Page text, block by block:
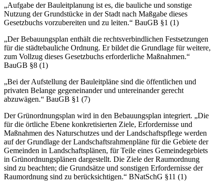
„Aufgabe der Bauleitplanung ist es, die bauliche und sonstige
Nutzung der Grundstücke in der Stadt nach Maßgabe dieses
Gesetzbuchs vorzubereiten und zu leiten.“ BauGB §1 (1)
„Der Bebauungsplan enthält die rechtsverbindlichen Festsetzungen
für die städtebauliche Ordnung. Er bildet die Grundlage für weitere,
zum Vollzug dieses Gesetzbuchs erforderliche Maßnahmen.“
BauGB §8 (1)
„Bei der Aufstellung der Bauleitpläne sind die öffentlichen und
privaten Belange gegeneinander und untereinander gerecht
abzuwägen.“ BauGB §1 (7)
Der Grünordnungsplan wird in den Bebauungsplan integriert. „Die
für die örtliche Ebene konkretisierten Ziele, Erfordernisse und
Maßnahmen des Naturschutzes und der Landschaftspflege werden
auf der Grundlage der Landschaftsrahmenpläne für die Gebiete der
Gemeinden in Landschaftsplänen, für Teile eines Gemeindegebiets
in Grünordnungsplänen dargestellt. Die Ziele der Raumordnung
sind zu beachten; die Grundsätze und sonstigen Erfordernisse der
Raumordnung sind zu berücksichtigen.“ BNatSchG §11 (1)